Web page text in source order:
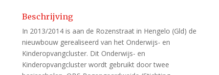
Beschrijving
In 2013/2014 is aan de Rozenstraat in Hengelo (Gld) de
nieuwbouw gerealiseerd van het Onderwijs- en
Kinderopvangcluster. Dit Onderwijs- en
Kinderopvangcluster wordt gebruikt door twee